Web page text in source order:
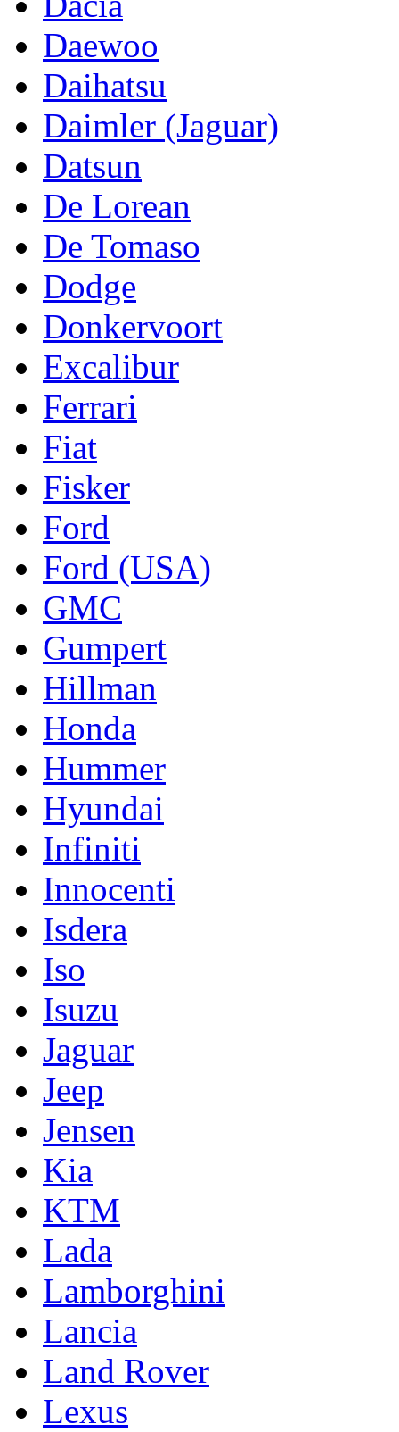
Daewoo
Daihatsu
Daimler (Jaguar)
Datsun
De Lorean
De Tomaso
Dodge
Donkervoort
Excalibur
Ferrari
Fiat
Fisker
Ford
Ford (USA)
GMC
Gumpert
Hillman
Honda
Hummer
Hyundai
Infiniti
Innocenti
Isdera
Iso
Isuzu
Jaguar
Jeep
Jensen
Kia
KTM
Lada
Lamborghini
Lancia
Land Rover
Lexus